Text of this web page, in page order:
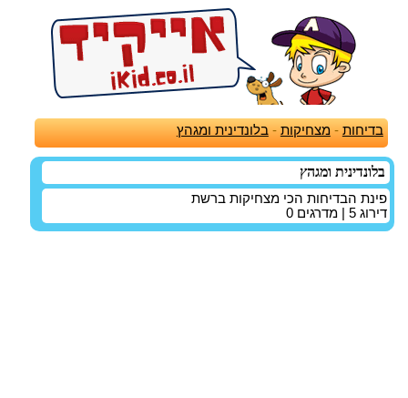
בדיחות -מצחיקות -בלונדינית ומגהץ
בלונדינית ומגהץ
פינת הבדיחות הכי מצחיקות ברשת
דירוג 5 | מדרגים 0